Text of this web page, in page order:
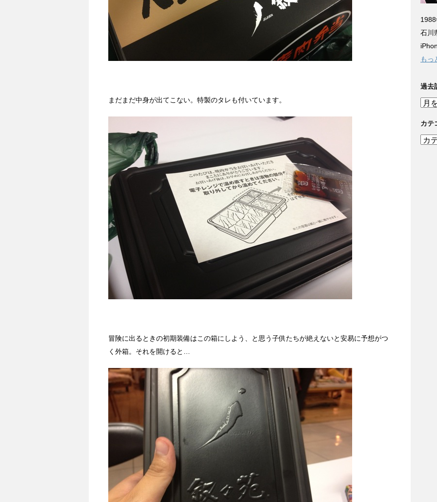
まだまだ中身が出てこない。特製のタレも付いています。
冒険に出るときの初期装備はこの箱にしよう、と思う子供たちが絶えないと安易に予想がつ
く外箱。それを開けると…
石川
もっ
過去
過
記
カテ
カ